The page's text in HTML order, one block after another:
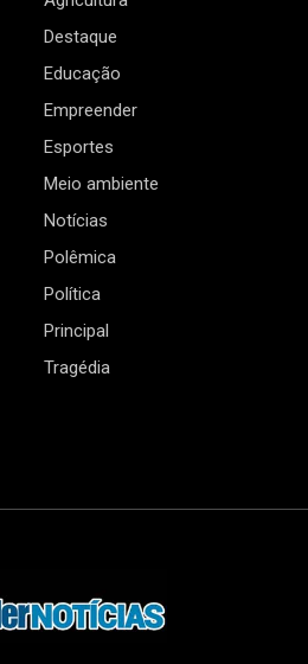
Destaque
Educação
Empreender
Esportes
Meio ambiente
Notícias
Polêmica
Política
Principal
Tragédia